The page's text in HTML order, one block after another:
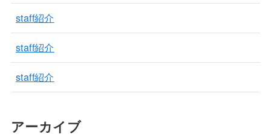
staff紹介
staff紹介
staff紹介
アーカイブ